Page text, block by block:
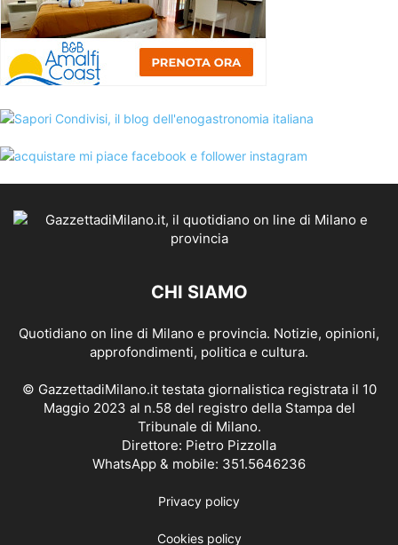
CHI SIAMO
Quotidiano on line di Milano e provincia. Notizie, opinioni,
approfondimenti, politica e cultura.
© GazzettadiMilano.it testata giornalistica registrata il 10
Maggio 2023 al n.58 del registro della Stampa del
Tribunale di Milano.
Direttore: Pietro Pizzolla
WhatsApp & mobile: 351.5646236
Privacy policy
Cookies policy